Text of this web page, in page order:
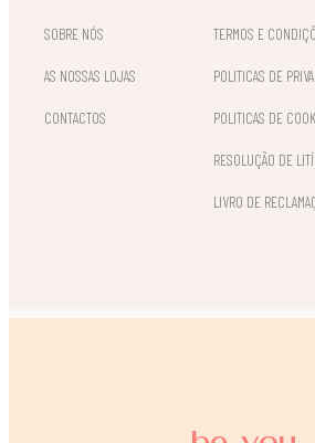
SOBRE NÓS
AS NOSSAS LOJAS
CONTACTOS
TERMOS E
POLITICAS DE
POLITICAS DE
RESOLUÇÃO DE
LIVRO DE